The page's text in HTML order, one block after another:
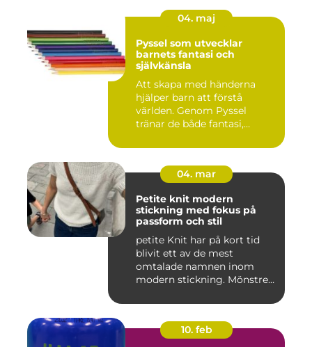
04. maj
Pyssel som utvecklar
barnets fantasi och
självkänsla
Att skapa med händerna
hjälper barn att förstå
världen. Genom Pyssel
tränar de både fantasi,
04. mar
Petite knit modern
stickning med fokus på
passform och stil
petite Knit har på kort tid
blivit ett av de mest
omtalade namnen inom
modern stickning. Mönstren
10. feb